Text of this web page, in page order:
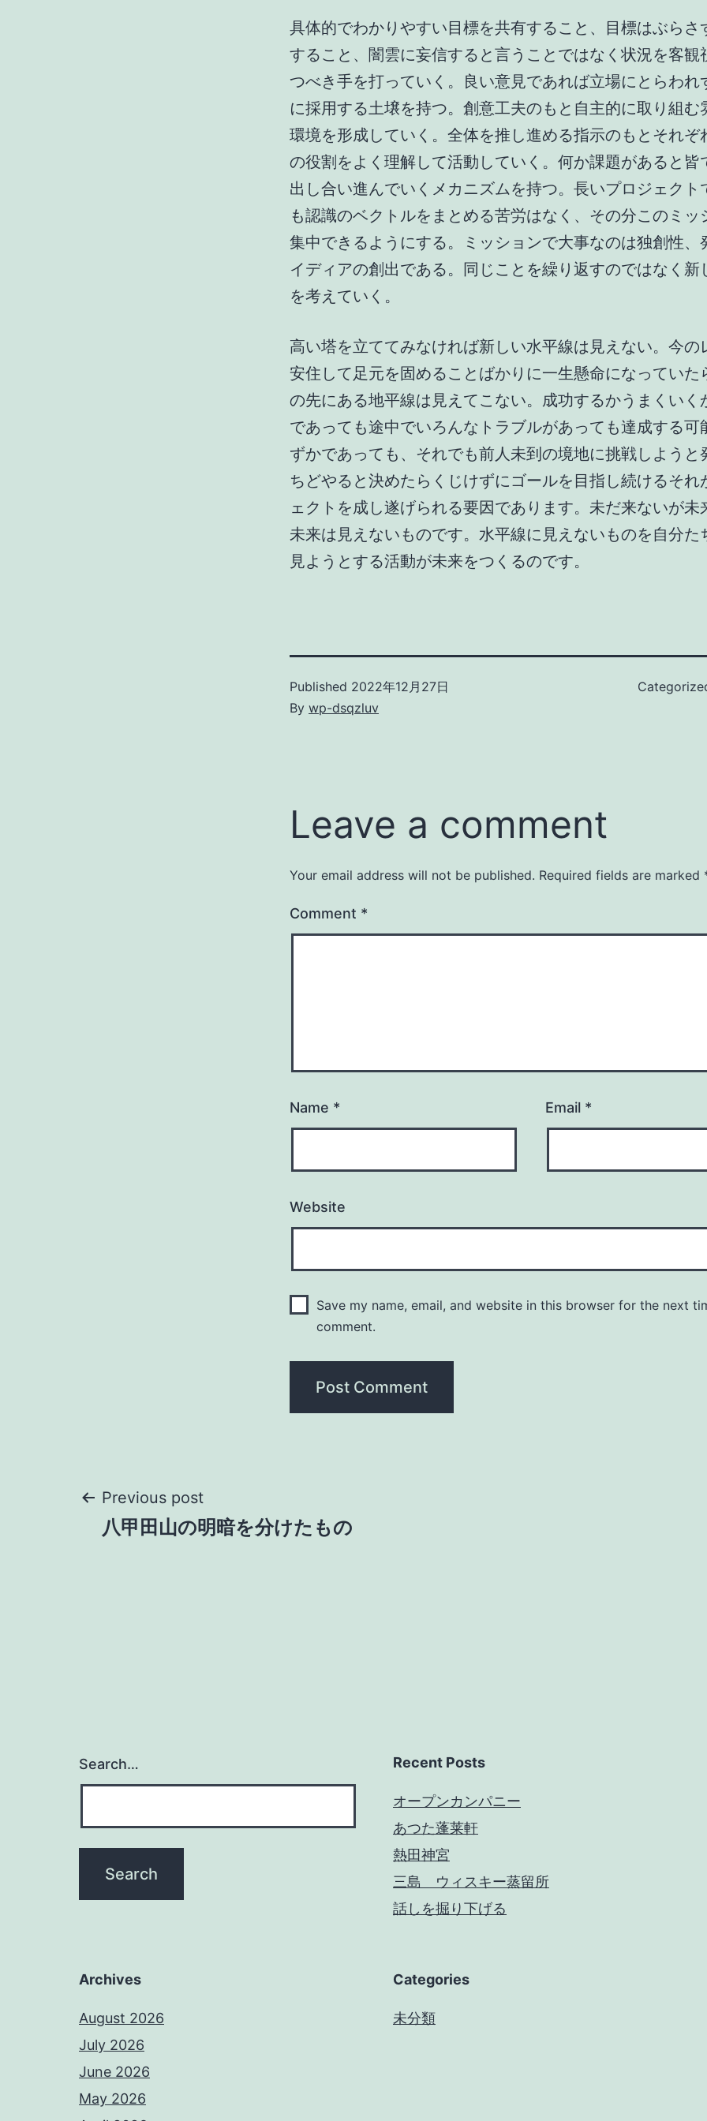
具体的でわかりやすい目標を共有すること、目標はぶらさ
すること、闇雲に妄信すると言うことではなく状況を客観
つべき手を打っていく。良い意見であれば立場にとらわれ
に採用する土壌を持つ。創意工夫のもと自主的に取り組む
環境を形成していく。全体を推し進める指示のもとそれぞ
の役割をよく理解して活動していく。何か課題があると皆
出し合い進んでいくメカニズムを持つ。長いプロジェクト
も認識のベクトルをまとめる苦労はなく、その分このミッ
集中できるようにする。ミッションで大事なのは独創性、
イディアの創出である。同じことを繰り返すのではなく新
を考えていく。
高い塔を立ててみなければ新しい水平線は見えない。今の
安住して足元を固めることばかりに一生懸命になっていた
の先にある地平線は見えてこない。成功するかうまくいく
であっても途中でいろんなトラブルがあっても達成する可
ずかであっても、それでも前人未到の境地に挑戦しようと
ちどやると決めたらくじけずにゴールを目指し続けるそれ
ェクトを成し遂げられる要因であります。未だ来ないが未
未来は見えないものです。水平線に見えないものを自分た
見ようとする活動が未来をつくるのです。
Published 2022年12月27日
By wp-dsqzluv
Leave a comment
Your email address will not be published. Required fields are marked
Comment *
Name * Email *
Website
Save my name, email, and website in this browser for the next
comment.
Post
Previous post
八甲田山の明暗を分けたもの
Search… Recent Posts
オープンカンパニー
あつた蓬莱軒
熱田神宮
三島 ウィスキー蒸留所
話しを掘り下げる
Archives
August 2026
July 2026
June 2026
May 2026
Categories
未分類